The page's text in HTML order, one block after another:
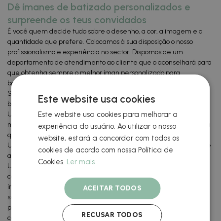
Dê ímanes de batizado personalizados e
surpreende os teus convidados
É você quem decide tudo sobre o desenho, a cor, a imagem e a
quantidade que prefere. Colocamos à sua disposição o nosso
profissionalismo e experiência no sector. Dispomos de um
departamento de atendimento ao cliente que o aconselhará para
que obtenha sempre o melhor íman personalizado para
baptizados a um preço acessível.
Seleccionamos os melhores materiais para que cada íman de
batizado personalizado tenha a máxima durabilidade possível.
Utilizamos técnicas de impressão que garantem que as cores se
manterão iguais às do primeiro dia durante anos, por isso não acha
que é uma alternativa ideal para si?
Utilizamos as melhores técnicas de impressão que garantem que
as cores se manterão iguais durante anos?
Utilizamos a mais recente tecnologia para imprimir fotografias
com a máxima nitidez. Consideramos essencial oferecer-lhe o
íman de batismo personalizado perfeito, respeitando sempre os
seus gostos. Transformamos cada produto numa base perfeita
para que possa transmitir a mensagem que deseja a cada
convidado.
Este website usa cookies
Este website usa cookies para melhorar a
experiência do usuário. Ao utilizar o nosso
website, estará a concordar com todos os
cookies de acordo com nossa Política de
Cookies. Ler mais
ACEITAR TODOS
RECUSAR TODOS